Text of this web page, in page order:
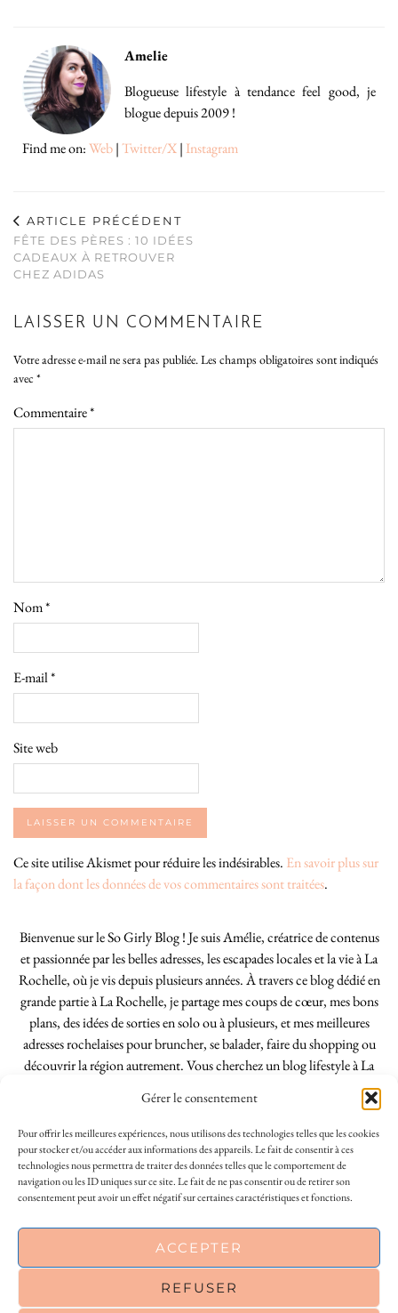
This site uses cookies to deliver its services
agree to its use of cookies. Learn more
Gérer le consentement
Pour offrir les meilleures expériences, nous utilisons des technologies telles que les cookies
pour stocker et/ou accéder aux informations des appareils. Le fait de consentir à ces
technologies nous permettra de traiter des données telles que le comportement de
navigation ou les ID uniques sur ce site. Le fait de ne pas consentir ou de retirer son
consentement peut avoir un effet négatif sur certaines caractéristiques et fonctions.
ACCEPTER
REFUSER
Amelie
Blogueuse lifestyle à tendance feel good, je
blogue depuis 2009 !
Find me on:Web|Twitter/X| Instagram
ARTICLE PRÉCÉDENT
FÊTE DES PÈRES : 10 IDÉES
CADEAUX À RETROUVER
CHEZ ADIDAS
LAISSER UN COMMENTAIRE
Votre adresse e-mail ne sera pas publiée.Les champs obligatoires sont indiqués
avec *
Commentaire*
Nom*
E-mail*
Site web
Ce site utilise Akismet pour réduire les indésirables. En savoir plus sur
la façon dont les données de vos commentaires sont traitées.
Bienvenue sur le So Girly Blog ! Je suis Amélie, créatrice de contenus
et passionnée par les belles adresses, les escapades locales et la vie à La
Rochelle, où je vis depuis plusieurs années. À travers ce blog dédié en
grande partie à La Rochelle, je partage mes coups de cœur, mes bons
plans, des idées de sorties en solo ou à plusieurs, et mes meilleures
adresses rochelaises pour bruncher, se balader, faire du shopping ou
découvrir la région autrement. Vous cherchez un blog lifestyle à La
Rochelle, tenu par une locale ? Vous êtes au bon endroit. Que vous
soyez Rochelais·e ou de passage dans notre belle ville, j’espère que mes
articles vous aideront à profiter de La Rochelle comme un·e vrai·e
initié·e. !